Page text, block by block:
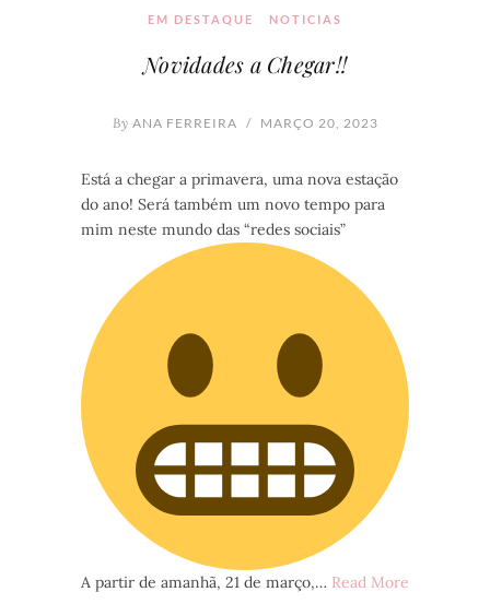
EM DESTAQUE NOTICIAS
Novidades a Chegar!!
By ANA FERREIRA / MARÇO 20, 2023
Está a chegar a primavera, uma nova estação
do ano! Será também um novo tempo para
mim neste mundo das “redes sociais”
A partir de amanhã, 21 de março,… Read More